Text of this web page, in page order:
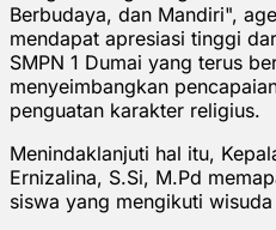
Berbudaya, dan Mandiri",
mendapat apresiasi tinggi
SMPN 1 Dumai yang terus
menyeimbangkan
penguatan karakter religius.
Menindaklanjuti hal itu,
Ernizalina, S.Si, M.Pd
siswa yang mengikuti